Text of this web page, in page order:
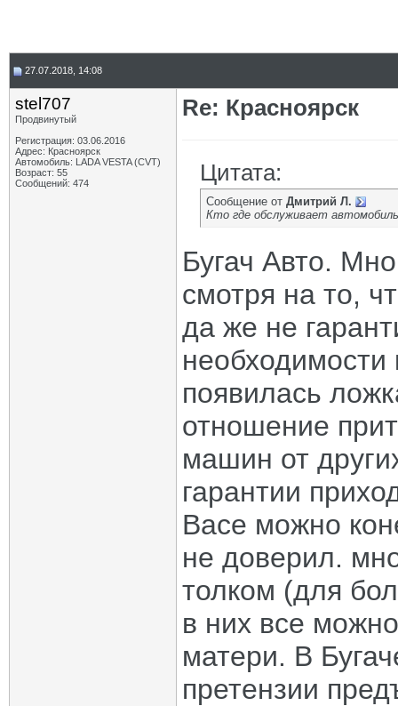
27.07.2018, 14:08
stel707
Продвинутый
Регистрация: 03.06.2016
Адрес: Красноярск
Автомобиль: LADA VESTA (CVT)
Возраст: 55
Сообщений: 474
Re: Красноярск
Цитата:
Сообщение от Дмитрий Л.
Кто где обслуживает
Бугач Авто.
смотря на то,
да же не
появилась
отношение
машин от
гарантии
Васе можно
не доверил.
толком (для
в них все
матери. В
претензии